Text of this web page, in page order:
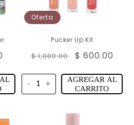
Oferta
Pucker Up Kit
Precio
$ 1,000.00 Precio
oferta
$ 600.00
- +
AGREGAR AL
CARRITO